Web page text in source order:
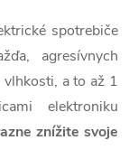
spotrebiče
agresívnych
a to až 1
elektroniku
znížite svoje